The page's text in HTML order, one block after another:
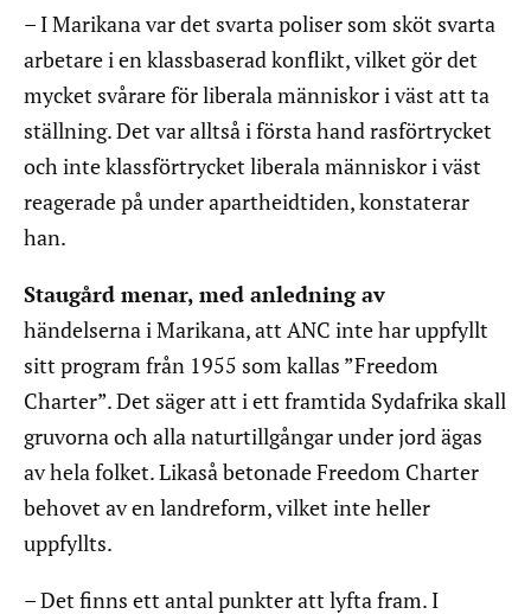
– I Marikana var det svarta poliser som sköt svarta
arbetare i en klassbaserad konflikt, vilket gör det
mycket svårare för liberala människor i väst att ta
ställning. Det var alltså i första hand rasförtrycket
och inte klassförtrycket liberala människor i väst
reagerade på under apartheidtiden, konstaterar
han.
Staugård menar, med anledning av
händelserna i Marikana, att ANC inte har uppfyllt
sitt program från 1955 som kallas ”Freedom
Charter”. Det säger att i ett framtida Sydafrika skall
gruvorna och alla naturtillgångar under jord ägas
av hela folket. Likaså betonade Freedom Charter
behovet av en landreform, vilket inte heller
uppfyllts.
– Det finns ett antal punkter att lyfta fram. I